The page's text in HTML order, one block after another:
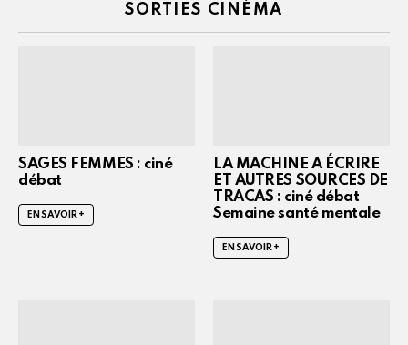
SORTIES CINÉMA
SAGES FEMMES : ciné
débat
EN SAVOIR +
LA MACHINE A ÉCRIRE
ET AUTRES SOURCES DE
TRACAS : ciné débat
Semaine santé mentale
EN SAVOIR +